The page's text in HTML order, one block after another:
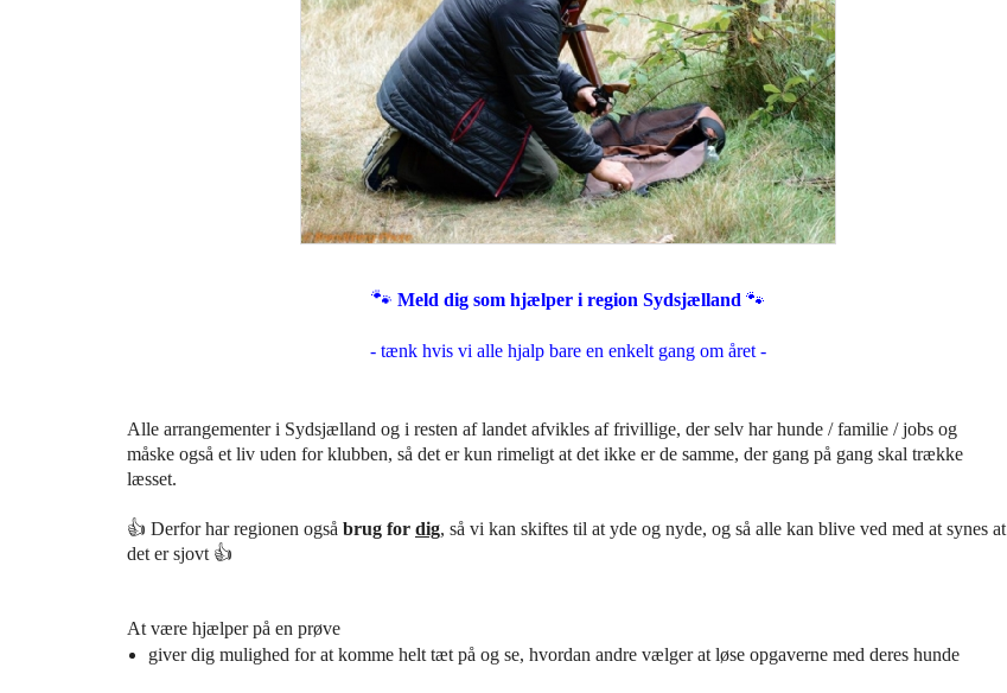
🐾 Meld dig som hjælper i region Sydsjælland 🐾
- tænk hvis vi alle hjalp bare en enkelt gang om året -
Alle arrangementer i Sydsjælland og i resten af landet afvikles af frivillige, der selv har hunde / familie / jobs og
måske også et liv uden for klubben, så det er kun rimeligt at det ikke er de samme, der gang på gang skal trække
læsset.
👍 Derfor har regionen også brug for dig, så vi kan skiftes til at yde og nyde, og så alle kan blive ved med at synes at
det er sjovt 👍
At være hjælper på en prøve
giver dig mulighed for at komme helt tæt på og se, hvordan andre vælger at løse opgaverne med deres hunde